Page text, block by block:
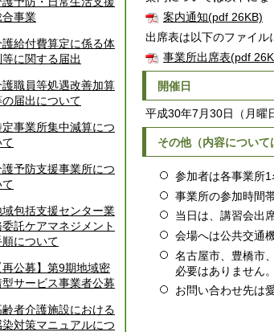
合事業
護給付費算定に係る体
等に関する届出
護職員等処遇改善加算
の届出について
定事業所集中減算につ
て
護予防支援事業所につ
て
域包括支援センター業
委託ケアマネジメント
順について
再公募】第9期地域密
型サービス事業者公募
齢者介護施設における
染対策マニュアルにつ
案内通知(pdf 26KB)
出席表は以下のファイル
事業所出席表(pdf
開催日
平成30年7月30日（月曜
その他（内容について
参加者は各事業所1
事業所の参加時間
当日は、講習会出
会場へは公共交通
名古屋市、豊橋市
必要はありません。
お問い合わせ先は